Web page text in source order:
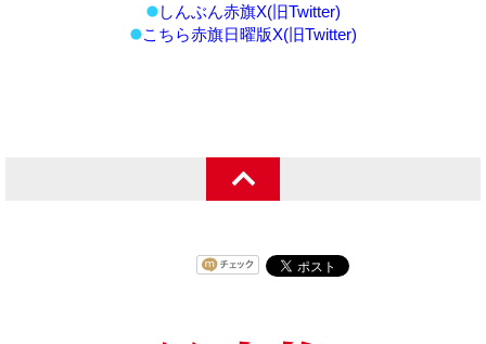
しんぶん赤旗X(旧Twitter)
こちら赤旗日曜版X(旧Twitter)